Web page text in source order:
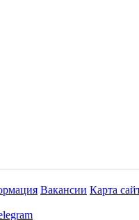
Вакансии Карта